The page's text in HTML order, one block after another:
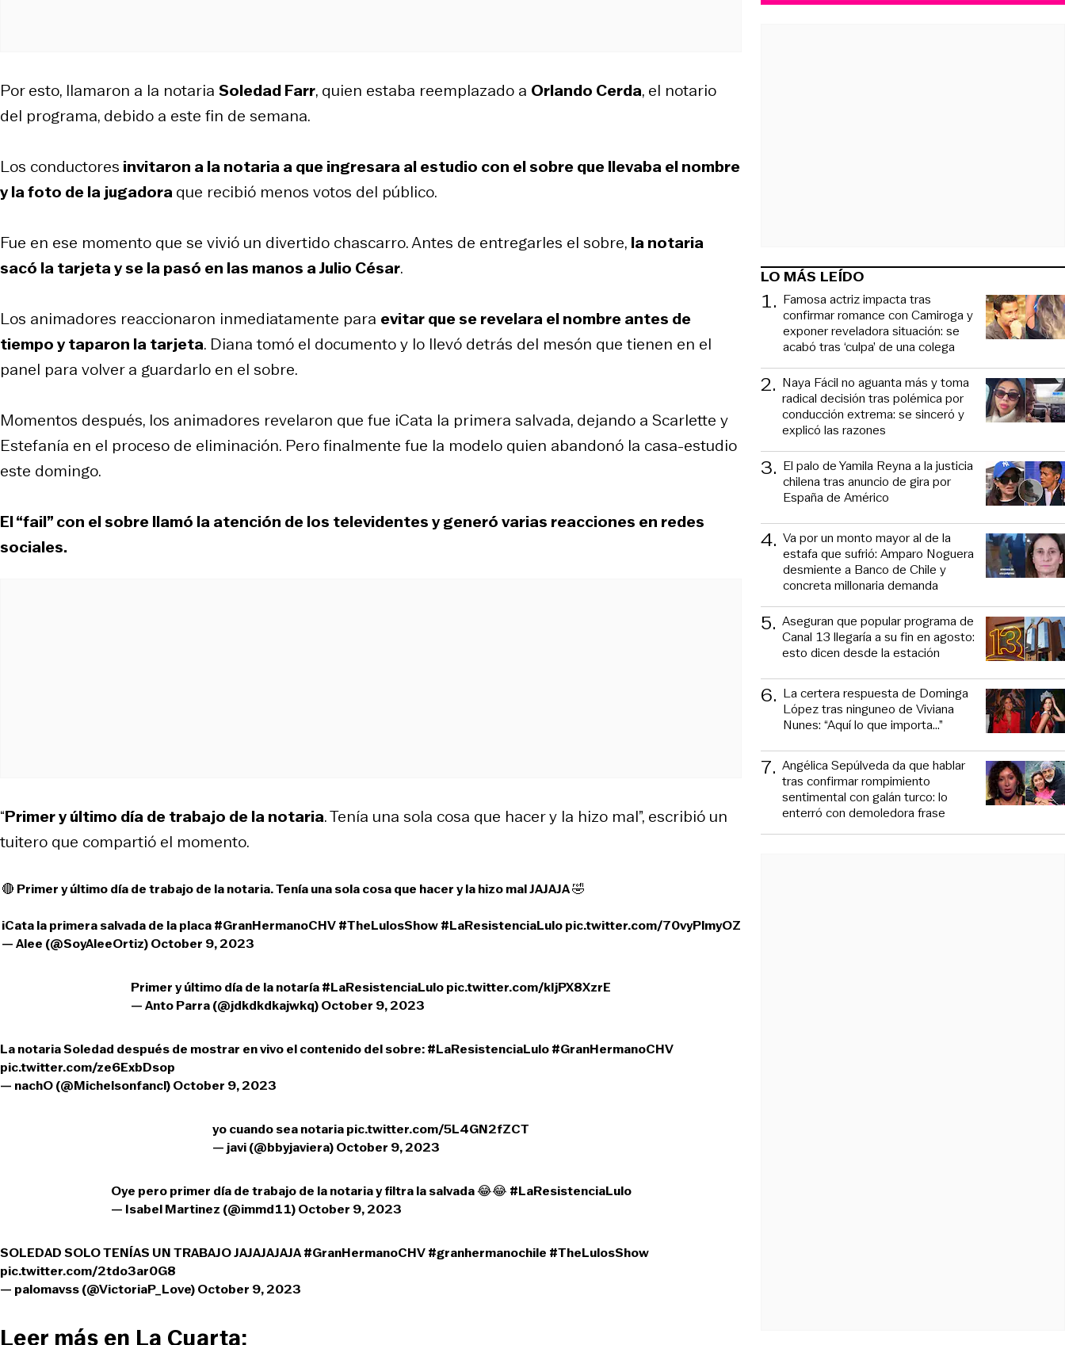
Por esto, llamaron a la notaria Soledad Farr, quien estaba reemplazado a Orlando Cerda, el notario
del programa, debido a este fin de semana.
Los conductores invitaron a la notaria a que ingresara al estudio con el sobre que llevaba el nombre
y la foto de la jugadoraque recibió menos votos del público.
Fue en ese momento que se vivió un divertido chascarro. Antes de entregarles el sobre, la notaria
sacó la tarjeta y se la pasó en las manos a Julio César.
Los animadores reaccionaron inmediatamente para evitar que se revelara el nombre antes de
tiempo y taparon la tarjeta. Diana tomó el documento y lo llevó detrás del mesón que tienen en el
panel para volver a guardarlo en el sobre.
Momentos después, los animadores revelaron que fue iCata la primera salvada, dejando a Scarlette y
Estefanía en el proceso de eliminación. Pero finalmente fue la modelo quien abandonó la casa-estudio
este domingo.
El “fail” con el sobre llamó la atención de los televidentes y generó varias reacciones en redes
sociales.
“Primer y último día de trabajo de la notaria. Tenía una sola cosa que hacer y la hizo mal”, escribió un
tuitero que compartió el momento.
🔴 Primer y último día de trabajo de la notaria. Tenía una sola cosa que hacer y la hizo mal JAJAJA 🤣
iCata la primera salvada de la placa#GranHermanoCHV#TheLulosShow#LaResistenciaLulopic.twitter.com/70vyPlmyOZ
— Alee (@SoyAleeOrtiz)October 9, 2023
Primer y último día de la notaría#LaResistenciaLulopic.twitter.com/kIjPX8XzrE
— Anto Parra (@jdkdkdkajwkq)October 9, 2023
La notaria Soledad después de mostrar en vivo el contenido del sobre:#LaResistenciaLulo#GranHermanoCHV
pic.twitter.com/ze6ExbDsop
— nachO (@Michelsonfancl)October 9, 2023
yo cuando sea notariapic.twitter.com/5L4GN2fZCT
— javi (@bbyjaviera)October 9, 2023
Oye pero primer día de trabajo de la notaria y filtra la salvada 😂😂 #LaResistenciaLulo
— Isabel Martinez (@immd11)October 9, 2023
SOLEDAD SOLO TENÍAS UN TRABAJO JAJAJAJAJA#GranHermanoCHV#granhermanochile #TheLulosShow
pic.twitter.com/2tdo3ar0G8
— palomavss (@VictoriaP_Love)October 9, 2023
Leer más en La Cuarta:
LO MÁS LEÍDO
1. Famosa actriz impacta tras
confirmar romance con Camiroga y
exponer reveladora situación: se
acabó tras ‘culpa’ de una colega
2. Naya Fácil no aguanta más y toma
radical decisión tras polémica por
conducción extrema: se sinceró y
explicó las razones
3. El palo de Yamila Reyna a la justicia
chilena tras anuncio de gira por
España de Américo
4. Va por un monto mayor al de la
estafa que sufrió: Amparo Noguera
desmiente a Banco de Chile y
concreta millonaria demanda
5. Aseguran que popular programa de
Canal 13 llegaría a su fin en agosto:
esto dicen desde la estación
6. La certera respuesta de Dominga
López tras ninguneo de Viviana
Nunes: “Aquí lo que importa...”
7. Angélica Sepúlveda da que hablar
tras confirmar rompimiento
sentimental con galán turco: lo
enterró con demoledora frase